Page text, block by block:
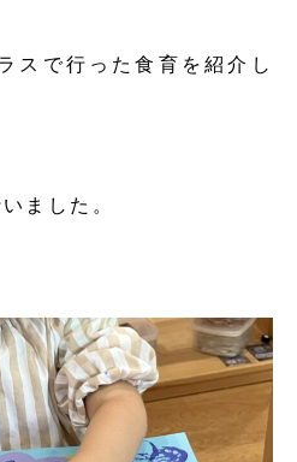
スで行った食育を紹介し
ました。